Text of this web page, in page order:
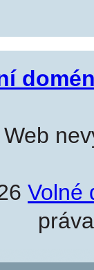
Web
Volné